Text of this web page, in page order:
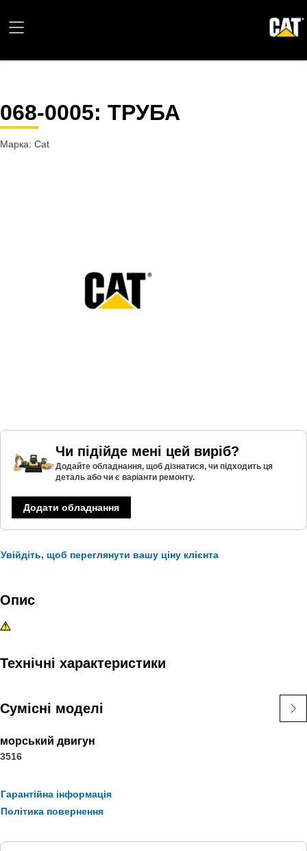
068-0005: ТРУБА
Марка: Cat
Чи підійде мені цей виріб?
Додайте обладнання, щоб дізнатися, чи підходить ця
деталь або чи є варіанти ремонту.
Додати обладнання
Увійдіть, щоб переглянути вашу ціну клієнта
Опис
Технічні характеристики
Сумісні моделі
морський двигун
3516
Гарантійна інформація
Політика повернення